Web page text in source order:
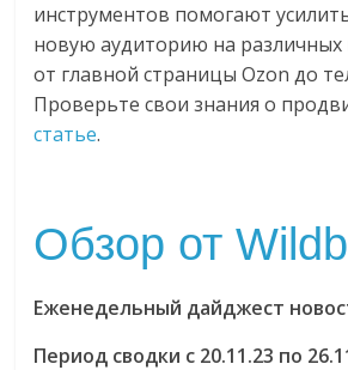
инструментов помогают
новую аудиторию на
от главной страницы Ozon до
Проверьте свои знания о
статье.
Обзор от
Еженедельный дайджест
Период сводки с 20.11.23 по